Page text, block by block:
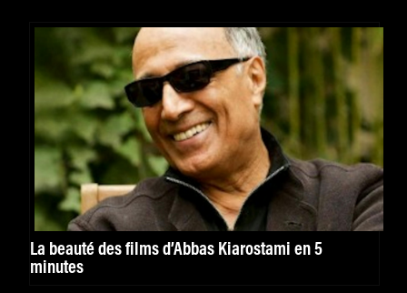
La beauté des films d’Abbas Kiarostami en 5
minutes